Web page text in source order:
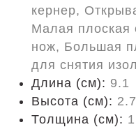
кернер,
Малая плоская
нож, Большая
для снятия
Длина (cм): 9.1
Высота (см): 2.7
Толщина (см):